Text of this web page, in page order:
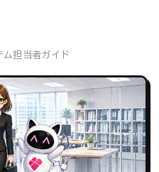
ム担当者ガイド